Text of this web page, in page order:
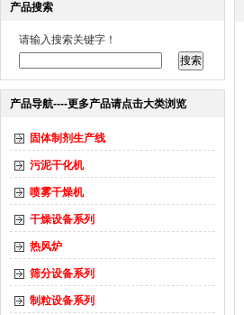
产品搜索
请输入搜索关键字！
产品导航----更多产品请点击大类浏览
固体制剂生产线
污泥干化机
喷雾干燥机
干燥设备系列
热风炉
筛分设备系列
制粒设备系列